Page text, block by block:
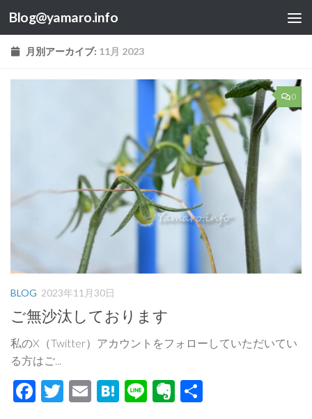
コンテンツへスキップ
Blog@yamaro.info
月別アーカイブ: 11月 2023
0
BLOG 2023年11月30日
ご無沙汰しております
私のX（Twitter）アカウントをフォローしていただいてい
る方はご...
Facebook
Twitter
EmailHatena
LineEvernote